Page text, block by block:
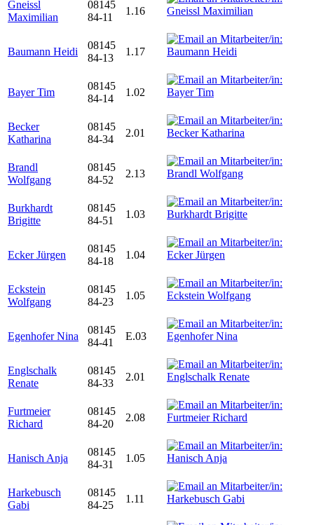
Gneissl
Maximilian
08145
84-11
1.16
Baumann Heidi
08145
84-13
1.17
Bayer Tim
08145
84-14
1.02
Becker
Katharina
08145
84-34
2.01
Brandl
Wolfgang
08145
84-52
2.13
Burkhardt
Brigitte
08145
84-51
1.03
Ecker Jürgen
08145
84-18
1.04
Eckstein
Wolfgang
08145
84-23
1.05
Egenhofer Nina
08145
84-41
E.03
Englschalk
Renate
08145
84-33
2.01
Furtmeier
Richard
08145
84-20
2.08
Hanisch Anja
08145
84-31
1.05
Harkebusch
Gabi
08145
84-25
1.11